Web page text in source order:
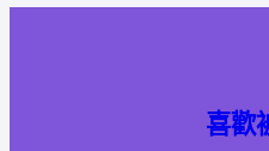
喜歡